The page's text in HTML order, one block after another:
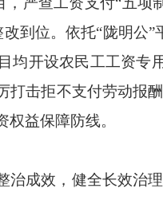
到位。依托“陇明公
均开设农民工工资
打击拒不支付劳动报
益保障防线。
治成效，健全长效治